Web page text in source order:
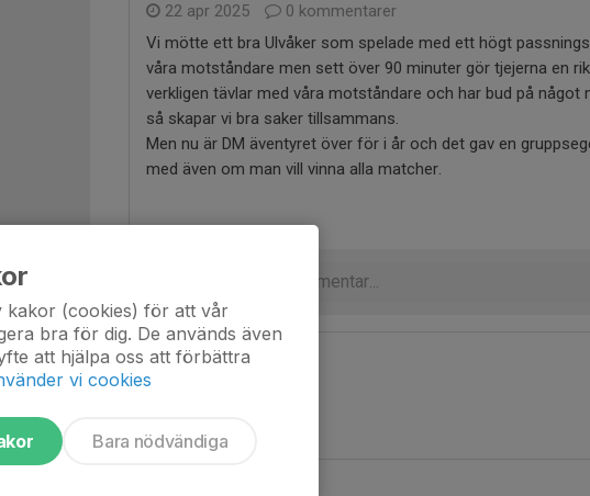
22 apr 2025
0 kommentarer
Vi mötte ett bra Ulvåker som spelade med ett högt
våra motståndare men sett över 90 minuter gör tjejerna en
verkligen tävlar med våra motståndare och har bud på något
så skapar vi bra saker tillsammans.
Men nu är DM äventyret över för i år och det gav en
med även om man vill vinna alla matcher.
kakor (cookies) för att vår
bra för dig. De används även
att hjälpa oss att förbättra
vi cookies
Bara nödvändiga